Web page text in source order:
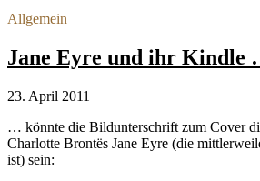
Allgemein
Jane Eyre und ihr Kindle
23. April 2011
… könnte die Bildunterschrift zum Cover
Charlotte Brontës Jane Eyre (die
ist) sein: